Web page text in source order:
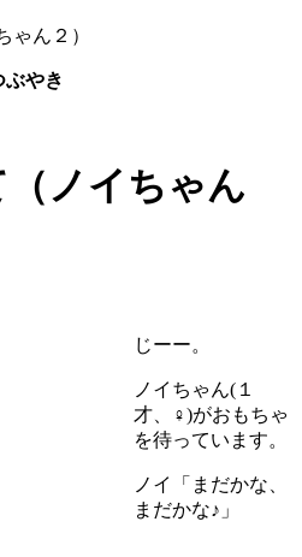
ゃん２）
ぶやき
ノイちゃん
じーー。
ノイちゃん(１
才、♀)がおもちゃ
を待っています。
ノイ「まだかな、
まだかな♪」